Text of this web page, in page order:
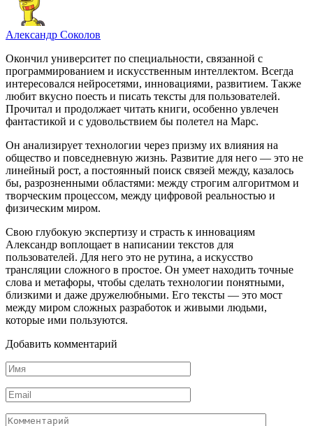
Александр Соколов
Окончил университет по специальности, связанной с
программированием и искусственным интеллектом. Всегда
интересовался нейросетями, инновациями, развитием. Также
любит вкусно поесть и писать тексты для пользователей.
Прочитал и продолжает читать книги, особенно увлечен
фантастикой и с удовольствием бы полетел на Марс.
Он анализирует технологии через призму их влияния на
общество и повседневную жизнь. Развитие для него — это не
линейный рост, а постоянный поиск связей между, казалось
бы, разрозненными областями: между строгим алгоритмом и
творческим процессом, между цифровой реальностью и
физическим миром.
Свою глубокую экспертизу и страсть к инновациям
Александр воплощает в написании текстов для
пользователей. Для него это не рутина, а искусство
трансляции сложного в простое. Он умеет находить точные
слова и метафоры, чтобы сделать технологии понятными,
близкими и даже дружелюбными. Его тексты — это мост
между миром сложных разработок и живыми людьми,
которые ими пользуются.
Добавить комментарий
Имя
*
Email
*
Комментарий